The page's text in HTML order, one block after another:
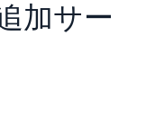
加サー